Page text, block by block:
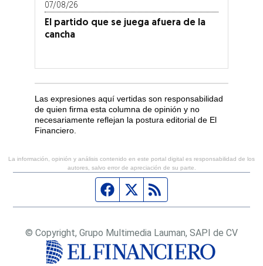
07/08/26
El partido que se juega afuera de la
cancha
Las expresiones aquí vertidas son responsabilidad
de quien firma esta columna de opinión y no
necesariamente reflejan la postura editorial de El
Financiero.
La información, opinión y análisis contenido en este portal digital es responsabilidad de los
autores, salvo error de apreciación de su parte.
Página de Facebook
Fuente Twitter
© Copyright, Grupo Multimedia Lauman, SAPI de CV